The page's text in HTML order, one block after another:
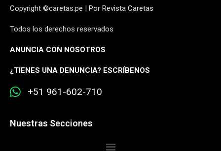
Copyright ©caretas.pe | Por Revista Caretas
Todos los derechos reservados
ANUNCIA CON NOSOTROS
¿TIENES UNA DENUNCIA? ESCRÍBENOS
+51 961-602-710
Nuestras Secciones